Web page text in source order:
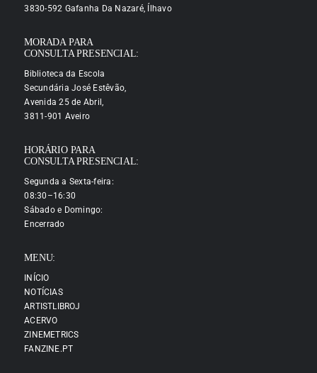
3830-592 Gafanha Da Nazaré, Ílhavo
MORADA PARA
CONSULTA PRESENCIAL:
Biblioteca da Escola
Secundária José Estêvão,
Avenida 25 de Abril,
3811-901 Aveiro
HORÁRIO PARA
CONSULTA PRESENCIAL:
Segunda a Sexta-feira:
08:30–16:30
Sábado e Domingo:
Encerrado
MENU:
INÍCIO
NOTÍCIAS
ARTISTLIBROJ
ACERVO
ZINEMETRICS
FANZINE.PT